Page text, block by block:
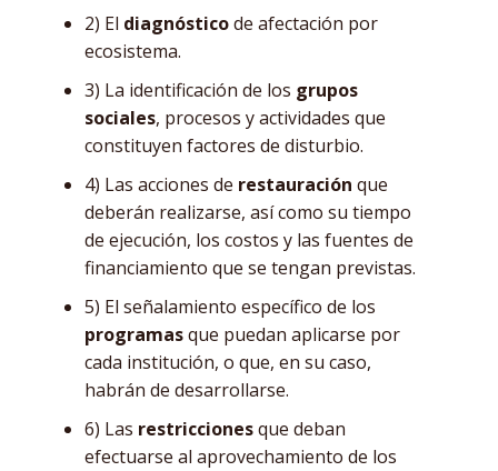
2) El diagnósticode afectación por
ecosistema.
3) La identificación de los grupos
sociales, procesos y actividades que
constituyen factores de disturbio.
4) Las acciones de restauración que
deberán realizarse, así como su tiempo
de ejecución, los costos y las fuentes de
financiamiento que se tengan previstas.
5) El señalamiento específico de los
programasque puedan aplicarse por
cada institución, o que, en su caso,
habrán de desarrollarse.
6) Las restriccionesque deban
efectuarse al aprovechamiento de los